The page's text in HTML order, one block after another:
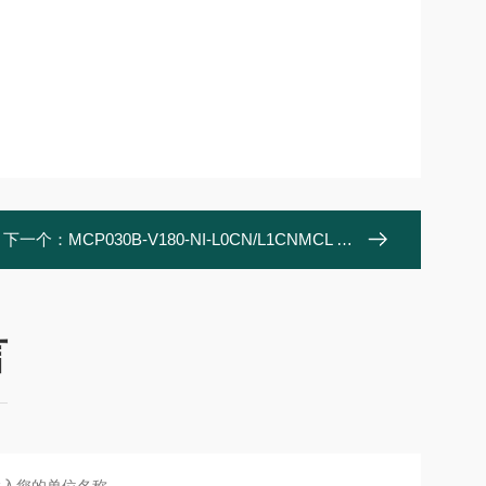
下一个： MCP030B-V180-NI-L0CN/L1CNMCL 无铁芯直线电机